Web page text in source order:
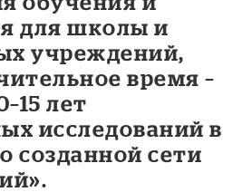
для школы и
учреждений,
время –
лет
исследований в
созданной сети